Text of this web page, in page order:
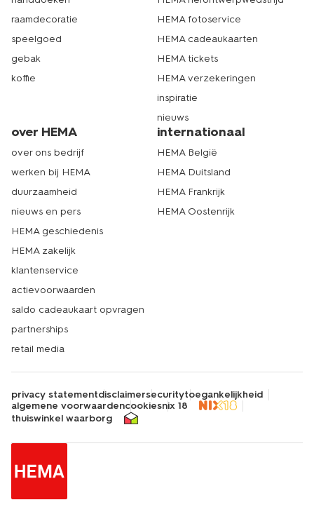
raamdecoratie
speelgoed
gebak
koffie
HEMA fotoservice
HEMA cadeaukaarten
HEMA tickets
HEMA verzekeringen
inspiratie
nieuws
over HEMA
over ons bedrijf
werken bij HEMA
duurzaamheid
nieuws en pers
HEMA geschiedenis
HEMA zakelijk
klantenservice
actievoorwaarden
saldo cadeaukaart opvragen
partnerships
retail media
internationaal
HEMA België
HEMA Duitsland
HEMA Frankrijk
HEMA Oostenrijk
privacy statementdisclaimersecuritytoegankelijkheid
algemene voorwaardencookiesnix 18
thuiswinkel waarborg